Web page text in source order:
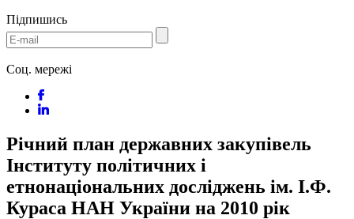
Підпишись
Соц. мережі
Річний план державних закупівель
Інституту політичних і
етнонаціональних досліджень ім. І.Ф.
Кураса НАН України на 2010 рік